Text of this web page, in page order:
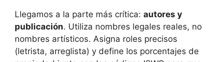
Llegamos a la parte más crítica: autores y
publicación. Utiliza nombres legales reales, no
nombres artísticos. Asigna roles precisos
(letrista, arreglista) y define los porcentajes de